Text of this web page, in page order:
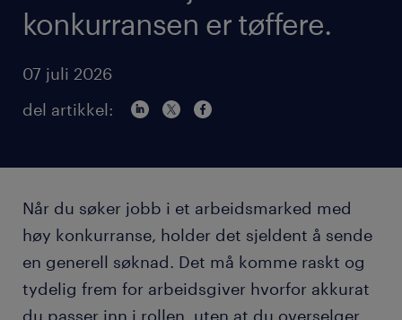
konkurransen er tøffere.
07 juli 2026
del artikkel:
Når du søker jobb i et arbeidsmarked med
høy konkurranse, holder det sjeldent å sende
en generell søknad. Det må komme raskt og
tydelig frem for arbeidsgiver hvorfor akkurat
du passer inn i rollen, uten at du overselger